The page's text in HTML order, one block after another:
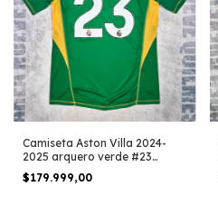
Camiseta Aston Villa 2024-
2025 arquero verde #23
Martinez
$179.999,00